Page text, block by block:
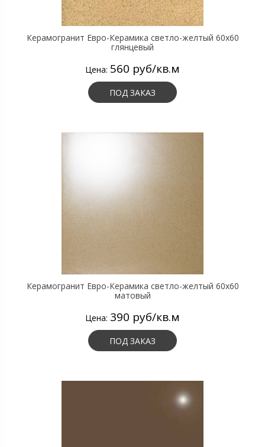
Керамогранит Евро-Керамика светло-желтый 60х60
глянцевый
Цена: 560 руб/кв.м
ПОД ЗАКАЗ
Керамогранит Евро-Керамика светло-желтый 60х60
матовый
Цена: 390 руб/кв.м
ПОД ЗАКАЗ